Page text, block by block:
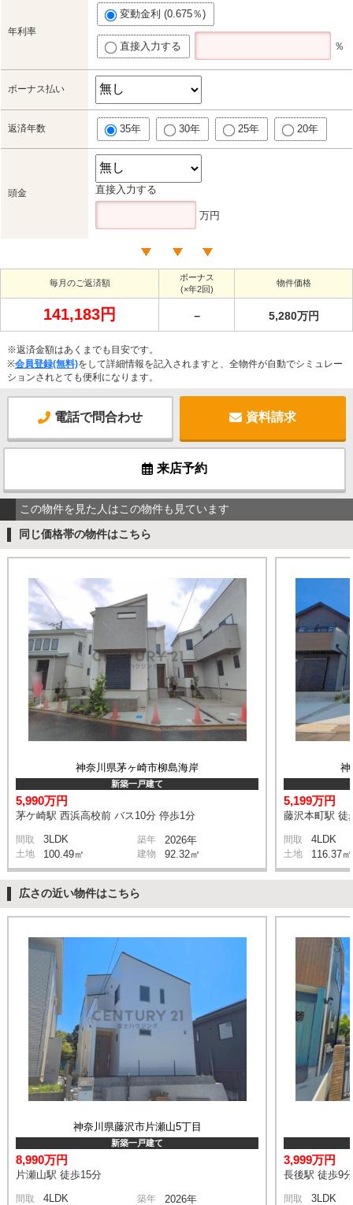
年利率
変動金利 (0.675％)
直接入力する ％
ボーナス払い
返済年数 35年 30年 25年 20年
頭金 直接入力する
万円
毎月のご返済額
ボーナス
(×年2回)
物件価格
141,183円 － 5,280万円
※返済金額はあくまでも目安です。
※会員登録(無料)をして詳細情報を記入されますと、全物件が自動でシミュレー
ションされとても便利になります。
電話で問合わせ 資料請求
来店予約
この物件を見た人はこの物件も見ています
同じ価格帯の物件はこちら
神奈川県茅ヶ崎市柳島海岸
新築一戸建て
5,990万円
茅ケ崎駅 西浜高校前 バス10分 停歩1分
間取 3LDK 築年 2026年
土地 100.49㎡ 建物 92.32㎡
神
5,199万円
藤沢本町駅 徒
間取 4LDK
土地 116.37㎡
広さの近い物件はこちら
神奈川県藤沢市片瀬山5丁目
新築一戸建て
8,990万円
片瀬山駅 徒歩15分
間取 4LDK 築年 2026年
3,999万円
長後駅 徒歩9分
間取 3LDK